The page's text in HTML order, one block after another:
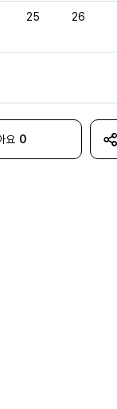
25 26
요 0